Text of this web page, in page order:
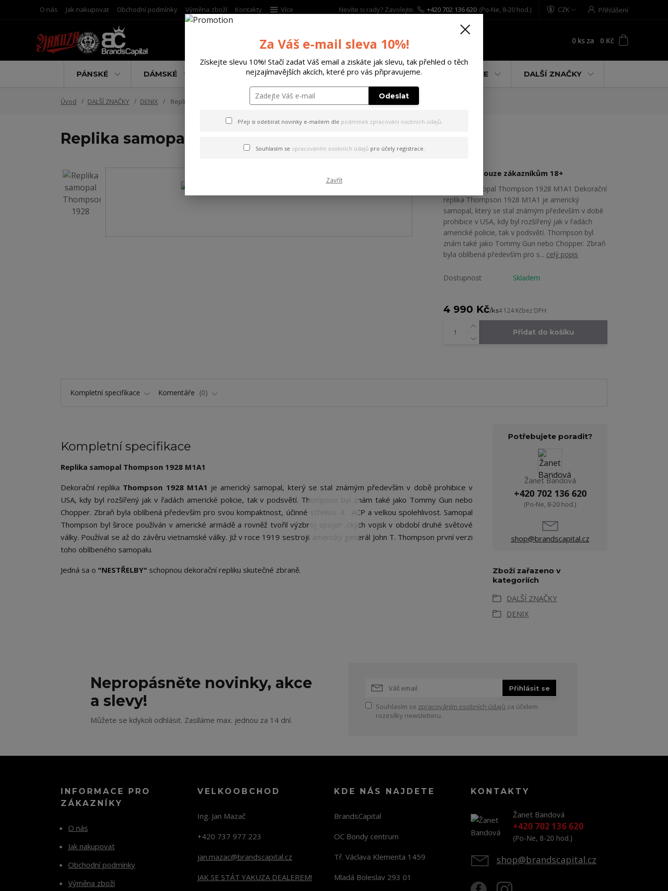
O nás Jak nakupovat Obchodní podmínky Výměna zboží Kontakty Více CZK Přihlášení
Nevíte si rady? Zavolejte. +420 702 136 620 (Po-Ne, 8-20 hod.)
0 ks za 0 Kč
PÁNSKÉ DÁMSKÉ DOPLŇKY DÁRKOVÉ POUKAZY % AKCE DALŠÍ ZNAČKY
Úvod DALŠÍ ZNAČKY DENIX Replika samopal Thompson 1928 M1A1
Replika samopal Thompson 1928 M1A1
Prodejné pouze zákazníkům 18+
Replika samopal Thompson 1928 M1A1 Dekorační
replika Thompson 1928 M1A1 je americký
samopal, který se stal známým především v době
prohibice v USA, kdy byl rozšířený jak v řadách
americké policie, tak v podsvětí. Thompson byl
znám také jako Tommy Gun nebo Chopper. Zbraň
byla oblíbená především pro s... celý popis
Dostupnost Skladem
4 990 Kč/ks4 124 Kčbez DPH
Přidat do košíku
Kompletní specifikace Komentáře 0
Kompletní specifikace
Replika samopal Thompson 1928 M1A1
Dekorační replika Thompson 1928 M1A1 je americký samopal, který se stal známým především v době prohibice v
USA, kdy byl rozšířený jak v řadách americké policie, tak v podsvětí. Thompson byl znám také jako Tommy Gun nebo
Chopper. Zbraň byla oblíbená především pro svou kompaktnost, účinné střelivo .45 ACP a velkou spolehlivost. Samopal
Thompson byl široce používán v americké armádě a rovněž tvořil výzbroj spojeneckých vojsk v období druhé světové
války. Používal se až do závěru vietnamské války. Již v roce 1919 sestrojil americký generál John T. Thompson první verzi
toho oblíbeného samopalu.
Jedná sa o "NESTŘELBY" schopnou dekorační repliku skutečné zbraně.
Potřebujete poradit?
Žanet Bandová
+420 702 136 620
(Po-Ne, 8-20 hod.)
shop@brandscapital.cz
Zboží zařazeno v
kategoriích
DALŠÍ ZNAČKY
DENIX
Nepropásněte novinky, akce
a slevy!
Můžete se kdykoli odhlásit. Zasíláme max. jednou za 14 dní.
Přihlásit se
Souhlasím se zpracováním osobních údajů za účelem
rozesílky newsletteru.
INFORMACE PRO
ZÁKAZNÍKY
O nás
Jak nakupovat
Obchodní podmínky
Výměna zboží
VELKOOBCHOD
Ing. Jan Mazač
+420 737 977 223
jan.mazac@brandscapital.cz
JAK SE STÁT YAKUZA DEALEREM!
KDE NÁS NAJDETE
BrandsCapital
OC Bondy centrum
Tř. Václava Klementa 1459
Mladá Boleslav 293 01
KONTAKTY
Žanet Bandová
+420 702 136 620
(Po-Ne, 8-20 hod.)
shop@brandscapital.cz
Za Váš e-mail sleva 10%!
Získejte slevu 10%! Stačí zadat Váš email a ziskáte jak slevu, tak přehled o těch
nejzajímavějších akcích, které pro vás připravujeme.
Odeslat
Přeji si odebírat novinky e-mailem dle podmínek zpracování osobních údajů.
Souhlasím se zpracováním osobních údajů pro účely registrace.
Zavřít